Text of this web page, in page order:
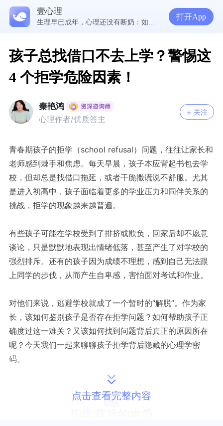
壹心理
5300万人在这里获得专业心理帮助
打开App
孩子总找借口不去上学？警惕这
4 个拒学危险因素！
秦艳鸿
心理作者/优质答主
关注
青春期孩子的拒学（school refusal） 问题，往往让家长和
老师感到棘手和焦虑。每天早晨，孩子本应背起书包去学
校，但却总是找借口拖延，或者干脆撒谎说不舒服。尤其
是进入初高中，孩子面临着更多的学业压力和同伴关系的
挑战，拒学的现象越来越普遍。
有些孩子可能在学校受到了排挤或欺负，回家后却不愿意
谈论，只是默默地表现出情绪低落，甚至产生了对学校的
强烈排斥。还有的孩子因为成绩不理想，感到自己无法跟
上同学的步伐，从而产生自卑感，害怕面对考试和作业。
对他们来说，逃避学校就成了一个暂时的“解脱”。作为家
长，该如何鉴别孩子是否存在拒学问题？如何帮助孩子正
确度过这一难关？又该如何找到问题背后真正的原因所在
呢？今天我们一起来聊聊孩子拒学背后隐藏的心理学密
码。
点击查看完整内容